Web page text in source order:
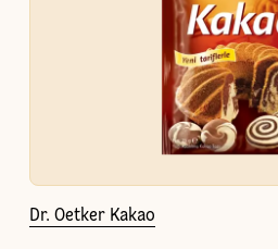
Dr. Oetker Kakao